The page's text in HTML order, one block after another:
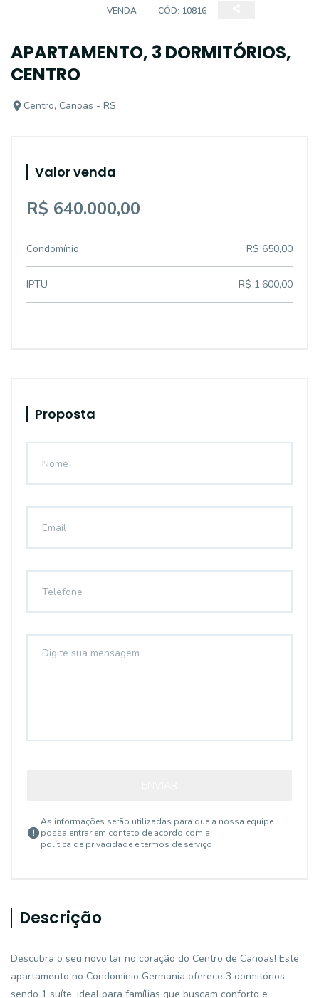
VENDA CÓD: 10816
APARTAMENTO, 3 DORMITÓRIOS,
CENTRO
Centro, Canoas - RS
Valor venda
R$ 640.000,00
Condomínio R$ 650,00
IPTU R$ 1.600,00
Proposta
As informações serão utilizadas para que a nossa equipe
possa entrar em contato de acordo com a
política de privacidade e termos de serviço
Descrição
Descubra o seu novo lar no coração do Centro de Canoas! Este
apartamento no Condomínio Germania oferece 3 dormitórios,
sendo 1 suíte, ideal para famílias que buscam conforto e